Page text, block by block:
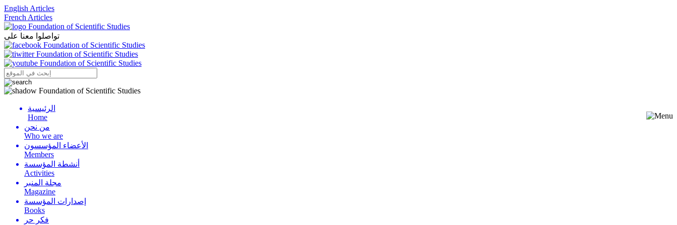
English Articles
French Articles
تواصلوا معنا على
Menu
الرئيسية
Home
من نحن
Who we are
الأعضاء المؤسسون
Members
أنشطة المؤسسة
Activities
مجلة المنبر
Magazine
إصدارات المؤسسة
Books
فكر حر